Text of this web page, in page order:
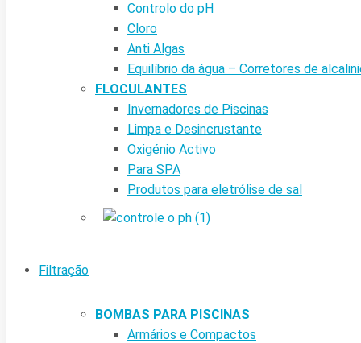
Controlo do pH
Cloro
Anti Algas
Equilíbrio da água – Corretores de
FLOCULANTES
Invernadores de Piscinas
Limpa e Desincrustante
Oxigénio Activo
Para SPA
Produtos para eletrólise de sal
Filtração
BOMBAS PARA PISCINAS
Armários e Compactos